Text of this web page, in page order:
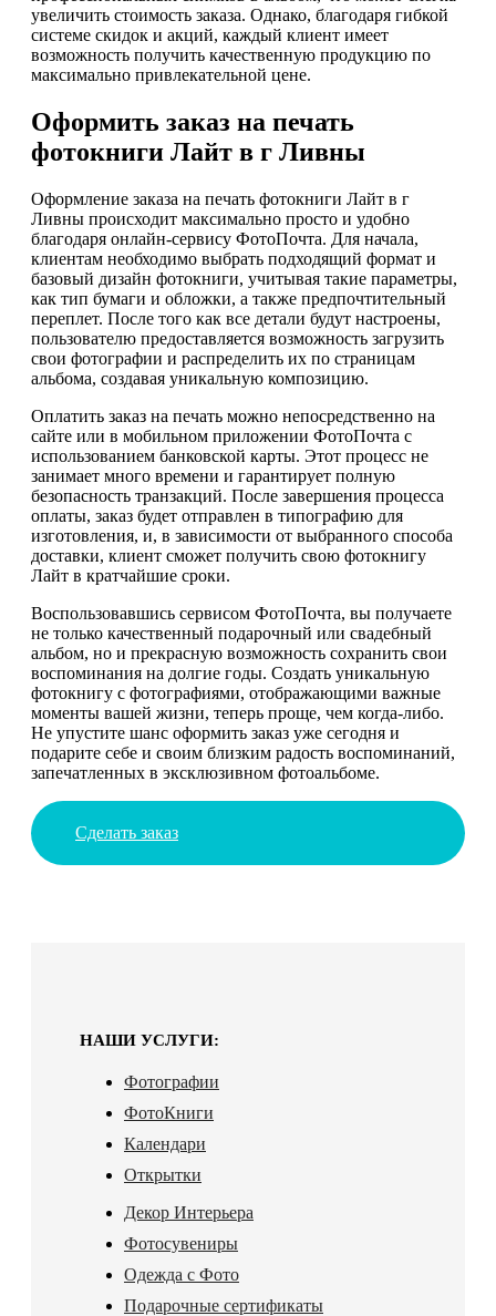
увеличить стоимость заказа. Однако, благодаря гибкой
системе скидок и акций, каждый клиент имеет
возможность получить качественную продукцию по
максимально привлекательной цене.
Оформить заказ на печать
фотокниги Лайт в г Ливны
Оформление заказа на печать фотокниги Лайт в г
Ливны происходит максимально просто и удобно
благодаря онлайн-сервису ФотоПочта. Для начала,
клиентам необходимо выбрать подходящий формат и
базовый дизайн фотокниги, учитывая такие параметры,
как тип бумаги и обложки, а также предпочтительный
переплет. После того как все детали будут настроены,
пользователю предоставляется возможность загрузить
свои фотографии и распределить их по страницам
альбома, создавая уникальную композицию.
Оплатить заказ на печать можно непосредственно на
сайте или в мобильном приложении ФотоПочта с
использованием банковской карты. Этот процесс не
занимает много времени и гарантирует полную
безопасность транзакций. После завершения процесса
оплаты, заказ будет отправлен в типографию для
изготовления, и, в зависимости от выбранного способа
доставки, клиент сможет получить свою фотокнигу
Лайт в кратчайшие сроки.
Воспользовавшись сервисом ФотоПочта, вы получаете
не только качественный подарочный или свадебный
альбом, но и прекрасную возможность сохранить свои
воспоминания на долгие годы. Создать уникальную
фотокнигу с фотографиями, отображающими важные
моменты вашей жизни, теперь проще, чем когда-либо.
Не упустите шанс оформить заказ уже сегодня и
подарите себе и своим близким радость воспоминаний,
запечатленных в эксклюзивном фотоальбоме.
Сделать заказ
НАШИ УСЛУГИ:
Фотографии
ФотоКниги
Календари
Открытки
Декор Интерьера
Фотосувениры
Одежда с Фото
Подарочные сертификаты